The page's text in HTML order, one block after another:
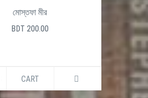
মোস্তফা মীর
BDT 200.00
CART DETAILS